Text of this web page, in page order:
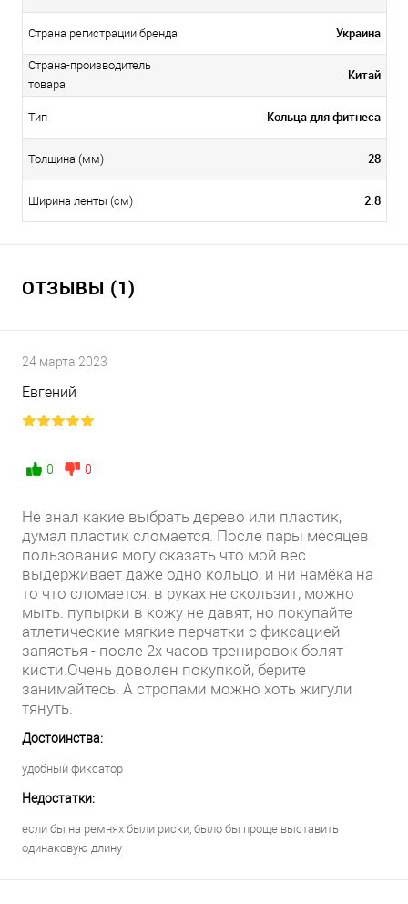
Страна регистрации бренда Украина
Страна-производитель
товара
Китай
Тип Кольца для фитнеса
Толщина (мм) 28
Ширина ленты (см) 2.8
ОТЗЫВЫ (1)
24 марта 2023
Евгений
0 0
Не знал какие выбрать дерево или пластик,
думал пластик сломается. После пары месяцев
пользования могу сказать что мой вес
выдерживает даже одно кольцо, и ни намёка на
то что сломается. в руках не скользит, можно
мыть. пупырки в кожу не давят, но покупайте
атлетические мягкие перчатки с фиксацией
запястья - после 2х часов тренировок болят
кисти.Очень доволен покупкой, берите
занимайтесь. А стропами можно хоть жигули
тянуть.
Достоинства:
удобный фиксатор
Недостатки:
если бы на ремнях были риски, было бы проще выставить
одинаковую длину